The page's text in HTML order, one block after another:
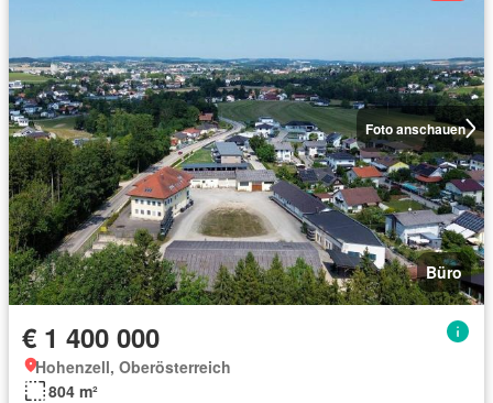
Foto anschauen
Büro
€ 1 400 000
Hohenzell, Oberösterreich
804 m²